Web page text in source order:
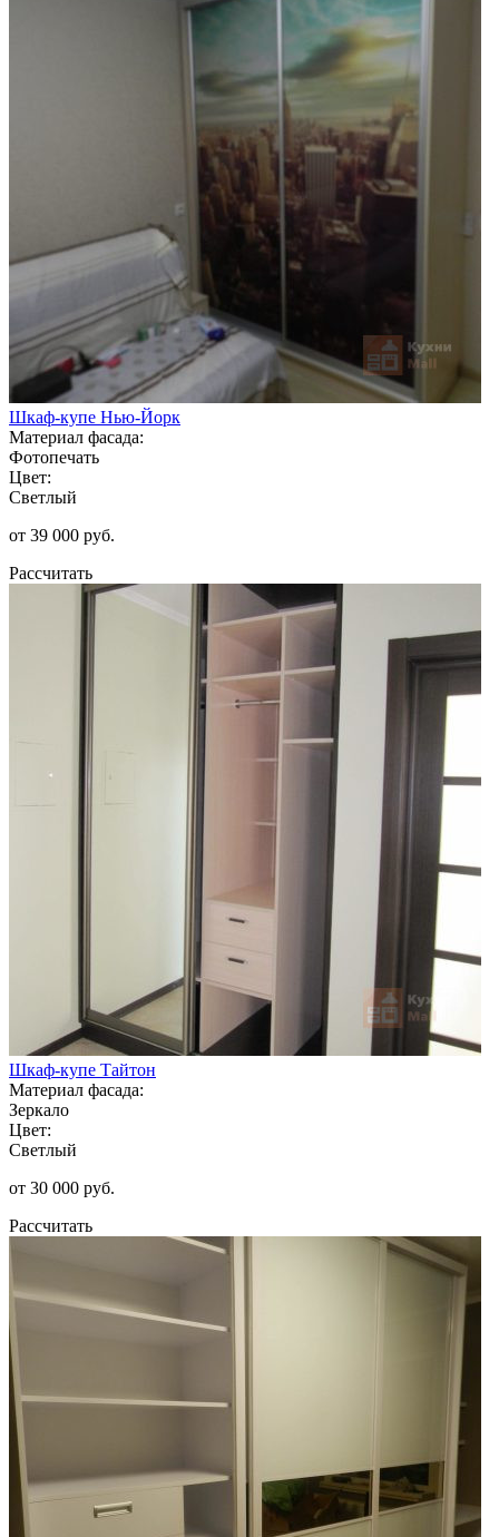
Шкаф-купе Нью-Йорк
Материал фасада:
Фотопечать
Цвет:
Светлый
от 39 000 руб.
Рассчитать
Шкаф-купе Тайтон
Материал фасада:
Зеркало
Цвет:
Светлый
от 30 000 руб.
Рассчитать